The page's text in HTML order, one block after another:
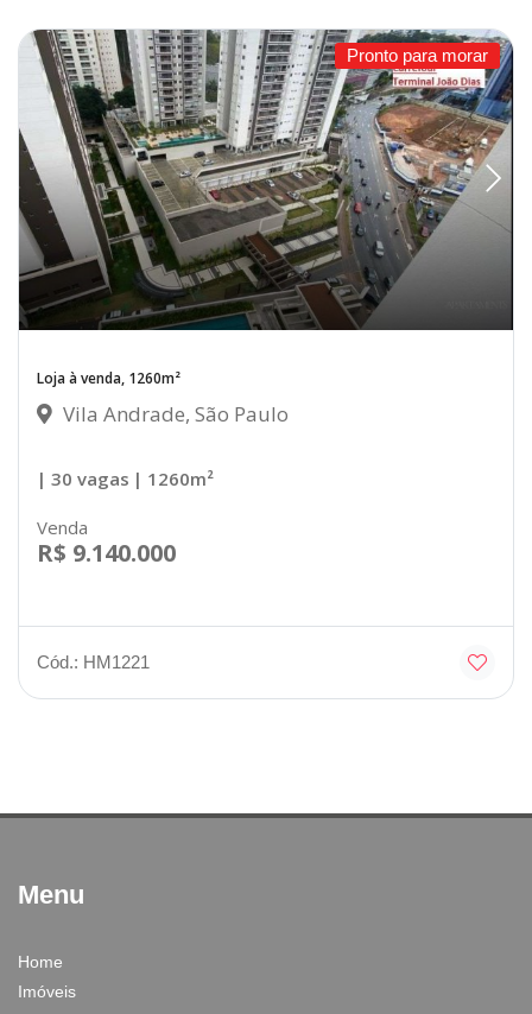
Pronto para morar
Loja à venda, 1260m²
Vila Andrade, São Paulo
| 30 vagas | 1260m²
Venda
R$ 9.140.000
Cód.: HM1221
Menu
Home
Imóveis